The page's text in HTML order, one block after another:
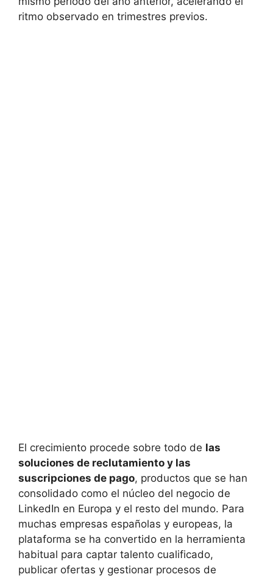
ritmo observado en trimestres previos.
El crecimiento procede sobre todo de las
soluciones de reclutamiento y las
suscripciones de pago, productos que se han
consolidado como el núcleo del negocio de
LinkedIn en Europa y el resto del mundo. Para
muchas empresas españolas y europeas, la
plataforma se ha convertido en la herramienta
habitual para captar talento cualificado,
publicar ofertas y gestionar procesos de